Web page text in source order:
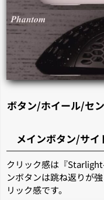
ボタン/ホイール/セ
メインボタン/サイ
クリック感は『
ンボタンは跳ね返りが
リック感です。